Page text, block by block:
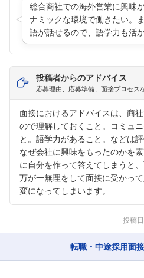
総合商社での海外営業に興味
ナミックな環境で働きたい。
語が話せるので、語学力も活か
投稿者からのアドバイス
応募理由、応募準備、面接プロセス
面接におけるアドバイスは、商
ので理解しておくこと。コミュ
と。語学力があること。などは
なぜ会社に興味をもったのかを
に自分を作って答えてしまうと
万が一無理をして面接に受かっ
変になってしまいます。
投稿
転職・中途採用面